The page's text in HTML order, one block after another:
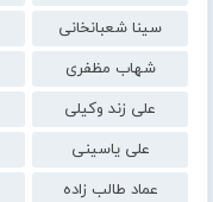
سینا شعبانخانی
شهاب مظفری
علی زند وکیلی
علی یاسینی
عماد طالب زاده